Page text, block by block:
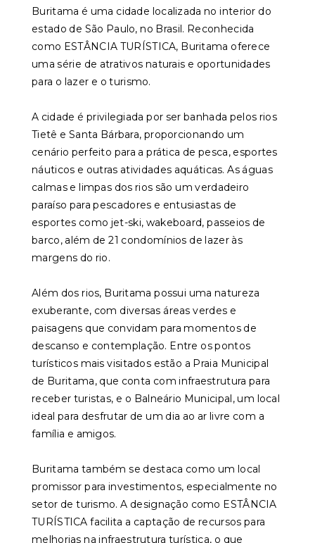
Buritama é uma cidade localizada no interior do
estado de São Paulo, no Brasil. Reconhecida
como ESTÂNCIA TURÍSTICA, Buritama oferece
uma série de atrativos naturais e oportunidades
para o lazer e o turismo.
A cidade é privilegiada por ser banhada pelos rios
Tietê e Santa Bárbara, proporcionando um
cenário perfeito para a prática de pesca, esportes
náuticos e outras atividades aquáticas. As águas
calmas e limpas dos rios são um verdadeiro
paraíso para pescadores e entusiastas de
esportes como jet-ski, wakeboard, passeios de
barco, além de 21 condomínios de lazer às
margens do rio.
Além dos rios, Buritama possui uma natureza
exuberante, com diversas áreas verdes e
paisagens que convidam para momentos de
descanso e contemplação. Entre os pontos
turísticos mais visitados estão a Praia Municipal
de Buritama, que conta com infraestrutura para
receber turistas, e o Balneário Municipal, um local
ideal para desfrutar de um dia ao ar livre com a
família e amigos.
Buritama também se destaca como um local
promissor para investimentos, especialmente no
setor de turismo. A designação como ESTÂNCIA
TURÍSTICA facilita a captação de recursos para
melhorias na infraestrutura turística, o que